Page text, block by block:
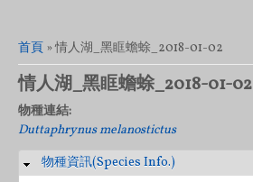
您在這裡
首頁 » 情人湖_黑眶蟾蜍_2018-01-02
情人湖_黑眶蟾蜍_2018-01-02
物種連結:
Duttaphrynus melanostictus
隱藏
物種資訊(Species Info.)